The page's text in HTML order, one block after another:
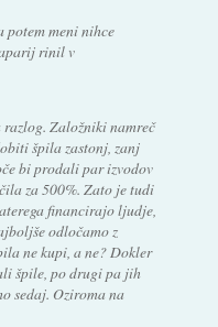
potem meni nihce
rinil v
razlog. Založniki namreč
špila zastonj, zanj
bi prodali par izvodov
za 500%. Zato je tudi
financirajo ljudje,
odločamo z
ne kupi, a ne? Dokler
špile, po drugi pa jih
sedaj. Oziroma na